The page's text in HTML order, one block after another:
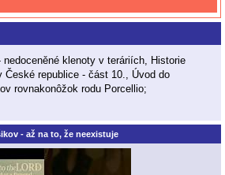
klenoty v teráriích, Historie
České republice - část 10., Úvod do
rovnakonôžok rodu Porcellio;
- až na to, že neexistuje